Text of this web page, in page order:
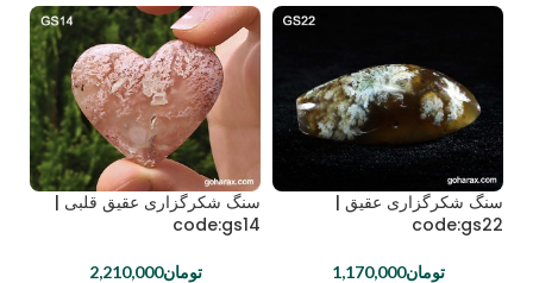
سنگ شکرگزاری عقیق |
code:gs22
تومان1,170,000
سنگ شکرگزاری عقیق قلبی |
code:gs14
تومان2,210,000